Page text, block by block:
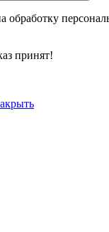
обработку
принят!